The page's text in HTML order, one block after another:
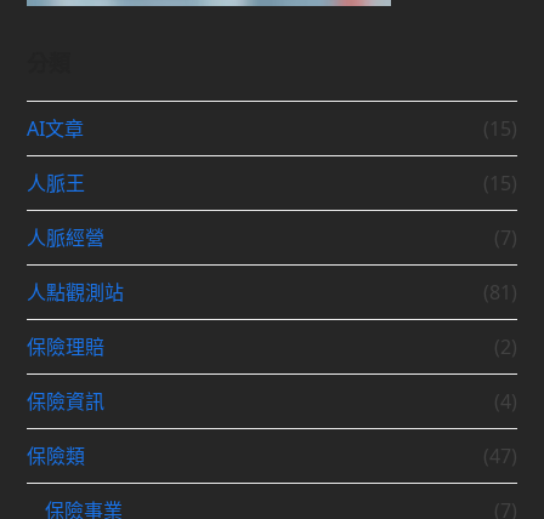
AI文章 (15)
人脈王 (15)
人脈經營 (7)
人點觀測站 (81)
保險理賠 (2)
保險資訊 (4)
保險類 (47)
保險事業
(7)